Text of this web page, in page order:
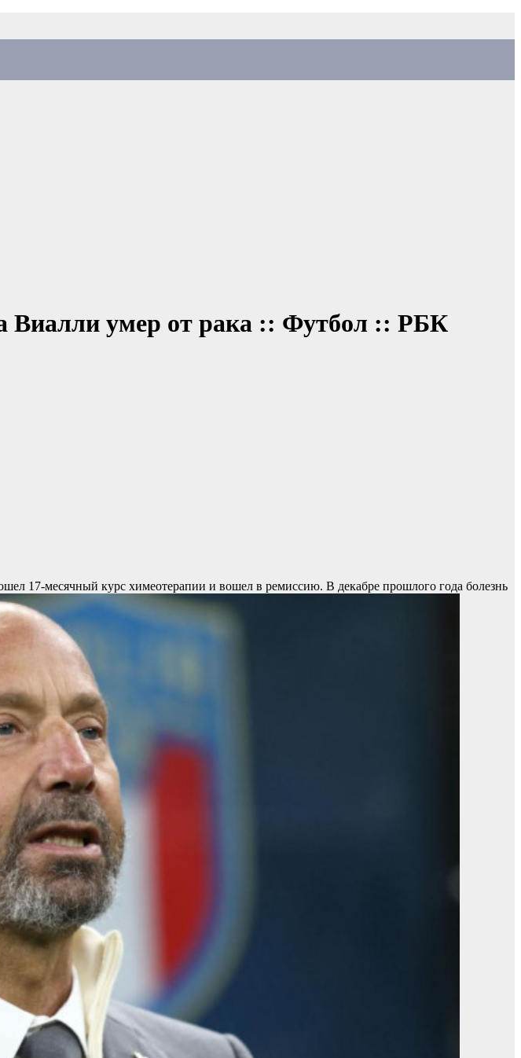
Виалли умер от рака :: Футбол :: РБК
17-месячный курс химеотерапии и вошел в ремиссию. В декабре прошлого года болезнь